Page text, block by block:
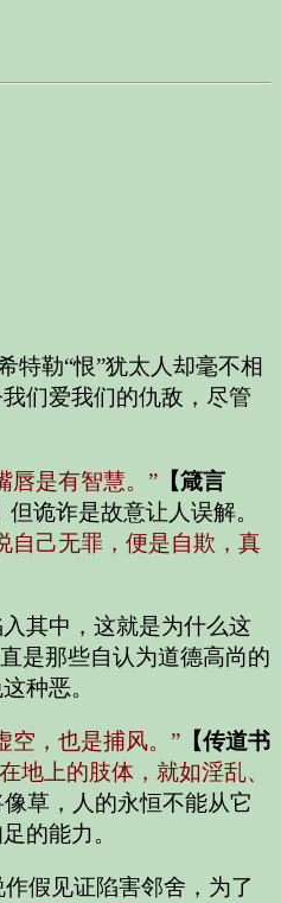
特勒“恨”犹太人却毫不相
们爱我们的仇敌，尽管
唇是有智慧。” 【箴言
但诡诈是故意让人误解。
自己无罪，便是自欺，真
其中，这就是为什么这
是那些自认为道德高尚的
种恶。
空，也是捕风。” 【传道书
地上的肢体，就如淫乱、
草，人的永恒不能从它
的能力。
假见证陷害邻舍，为了